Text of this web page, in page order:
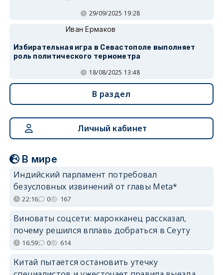
29/09/2025 19:28
Иван Ермаков
Избирательная игра в Севастополе выполняет
роль политического термометра
18/08/2025 13:48
В раздел
Личный кабинет
В мире
Индийский парламент потребовал
безусловных извинений от главы Meta*
22:16 0 167
Виноваты соцсети: марокканец рассказал,
почему решился вплавь добраться в Сеуту
16:59 0 614
Китай пытается остановить утечку